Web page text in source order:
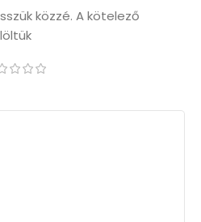
közzé. A kötelező